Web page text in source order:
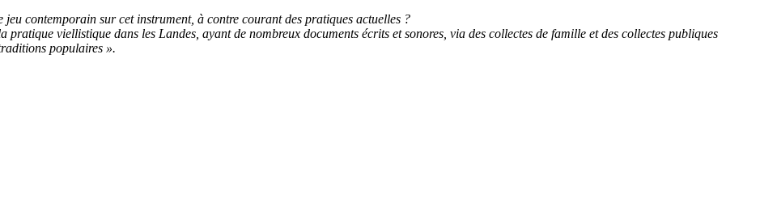
contemporain sur cet instrument, à contre courant des pratiques actuelles ?
viellistique dans les Landes, ayant de nombreux documents écrits et sonores, via des collectes de famille et des collectes publiques
populaires ».